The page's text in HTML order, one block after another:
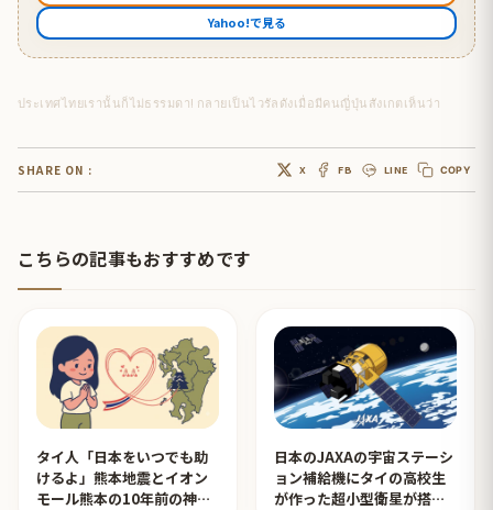
Yahoo!で見る
ประเทศไทยเรานั้นก็ไม่ธรรมดา! กลายเป็นไวรัลดังเมื่อมีคนญี่ปุ่นสังเกตเห็นว่า
SHARE ON : X FB LINE COPY
こちらの記事もおすすめです
タイ人「日本をいつでも助
けるよ」熊本地震とイオン
モール熊本の10年前の神対
日本のJAXAの宇宙ステーシ
ョン補給機にタイの高校生
が作った超小型衛星が搭載